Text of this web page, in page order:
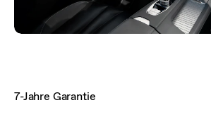
7-Jahre Garantie